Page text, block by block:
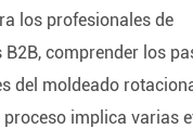
los profesionales de
B2B, comprender los
del moldeado
proceso implica varias